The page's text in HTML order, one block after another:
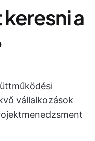
a
vállalkozások